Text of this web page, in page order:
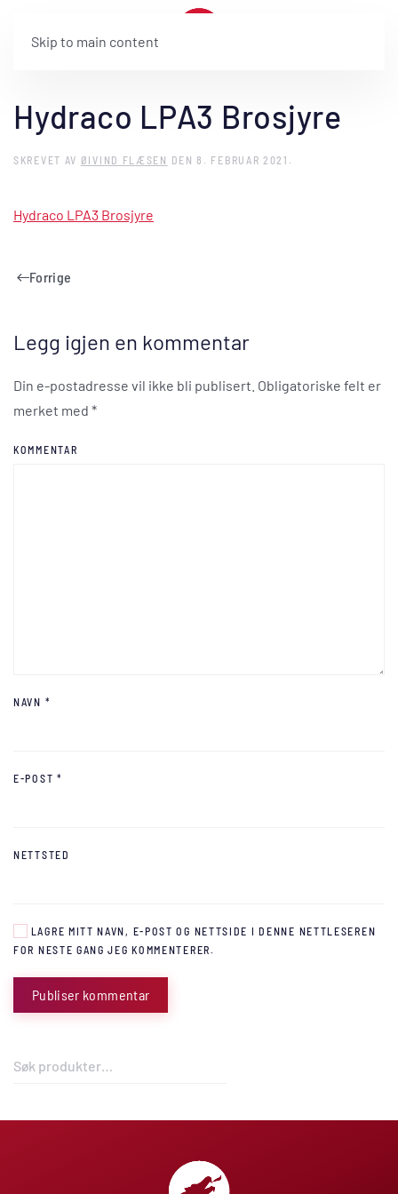
Skip to main content
Hydraco LPA3 Brosjyre
SKREVET AV ØIVIND FLÆSEN DEN8. FEBRUAR 2021 .
Hydraco LPA3 Brosjyre
Forrige
Legg igjen en kommentar
Din e-postadresse vil ikke bli publisert. Obligatoriske felt er
merket med *
KOMMENTAR
NAVN *
E-POST *
NETTSTED
LAGRE MITT NAVN, E-POST OG NETTSIDE I DENNE NETTLESEREN
FOR NESTE GANG JEG KOMMENTERER.
Publiser kommentar
Søk